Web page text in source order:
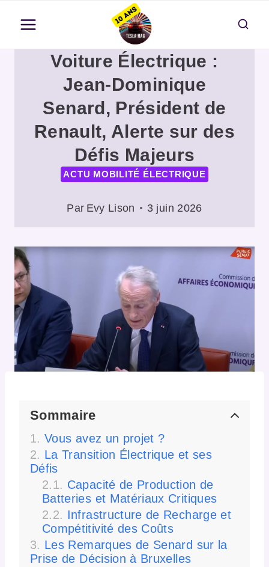
contenu Voiture Électrique :
Jean-Dominique
Senard, Président de
Renault, Alerte sur des
Défis Majeurs
ACTU MOBILITÉ ÉLECTRIQUE
Par Evy Lison 3 juin 2026
Sommaire
Vous avez un projet ?
La Transition Électrique et ses
Défis
Capacité de Production de
Batteries et Matériaux Critiques
Infrastructure de Recharge et
Compétitivité des Coûts
Les Remarques de Senard sur la
Prise de Décision à Bruxelles